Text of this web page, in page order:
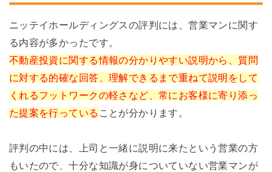
ニッテイホールディングスの評判には、営業マンに関す
る内容が多かったです。
不動産投資に関する情報の分かりやすい説明から、質問
に対する的確な回答、理解できるまで重ねて説明をして
くれるフットワークの軽さなど、常にお客様に寄り添っ
た提案を行っている ことが分かります。
評判の中には、上司と一緒に説明に来たという営業の方
もいたので、十分な知識が身についていない営業マンが